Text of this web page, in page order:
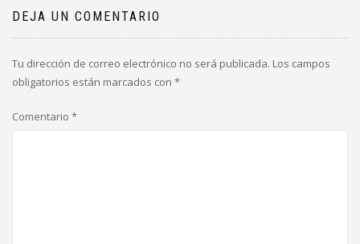
DEJA UN COMENTARIO
Tu dirección de correo electrónico no será publicada. Los campos
obligatorios están marcados con *
Comentario *